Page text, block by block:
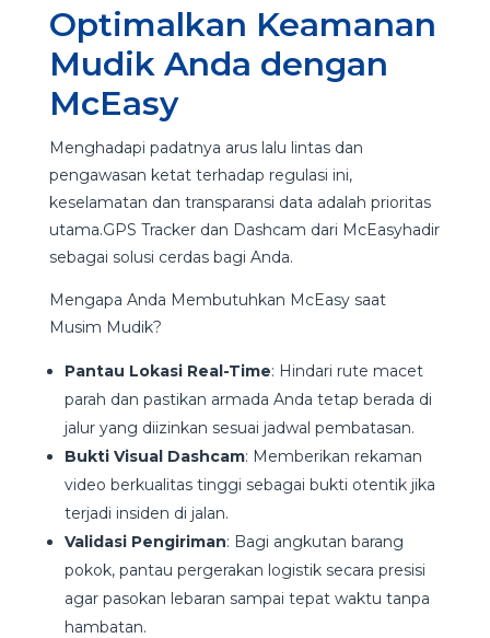
Optimalkan Keamanan
Mudik Anda dengan
McEasy
Menghadapi padatnya arus lalu lintas dan
pengawasan ketat terhadap regulasi ini,
keselamatan dan transparansi data adalah prioritas
utama.GPS Tracker dan Dashcam dari McEasyhadir
sebagai solusi cerdas bagi Anda.
Mengapa Anda Membutuhkan McEasy saat
Musim Mudik?
Pantau Lokasi Real-Time: Hindari rute macet
parah dan pastikan armada Anda tetap berada di
jalur yang diizinkan sesuai jadwal pembatasan.
Bukti Visual Dashcam: Memberikan rekaman
video berkualitas tinggi sebagai bukti otentik jika
terjadi insiden di jalan.
Validasi Pengiriman: Bagi angkutan barang
pokok, pantau pergerakan logistik secara presisi
agar pasokan lebaran sampai tepat waktu tanpa
hambatan.